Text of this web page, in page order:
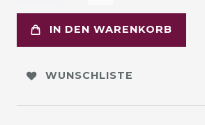
IN DEN WARENKORB
WUNSCHLISTE